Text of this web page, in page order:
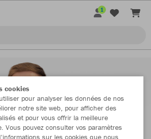
1
cookies
pour analyser les données de nos
notre site web, pour afficher des
et pour vous offrir la meilleure
Vous pouvez consulter vos paramètres
sur les cookies que nous